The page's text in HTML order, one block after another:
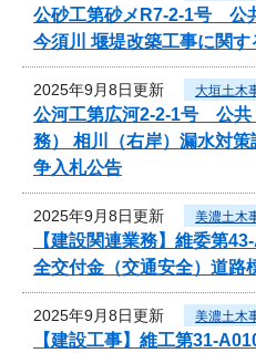
公砂工第砂メR7-2-1号 公
今須川 堰堤改築工事に関
2025年9月8日更新 大垣土木
公河工第広河2-2-1号 公共
務） 相川（右岸）漏水対
争入札公告
2025年9月8日更新 美濃土木
【建設関連業務】維委第
全交付金（交通安全）道路
2025年9月8日更新 美濃土木
【建設工事】維工第31-